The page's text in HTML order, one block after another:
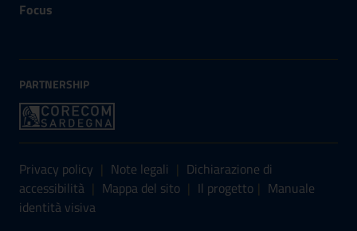
Focus
PARTNERSHIP
Sezione Link Utili
Privacy policy | Note legali | Dichiarazione di
accessibilità | Mappa del sito | Il progetto | Manuale
identità visiva